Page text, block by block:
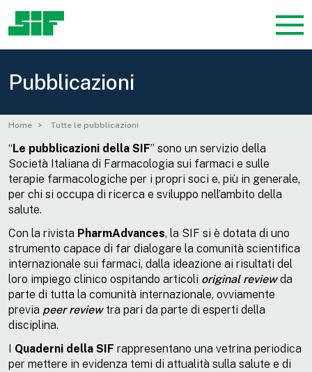
Pubblicazioni
Home Tutte le pubblicazioni
“ Le pubblicazioni della SIF” sono un servizio della
Società Italiana di Farmacologia sui farmaci e sulle
terapie farmacologiche per i propri soci e, più in generale,
per chi si occupa di ricerca e sviluppo nell’ambito della
salute.
Con la rivista PharmAdvances, la SIF si è dotata di uno
strumento capace di far dialogare la comunità scientifica
internazionale sui farmaci, dalla ideazione ai risultati del
loro impiego clinico ospitando articoli original reviewda
parte di tutta la comunità internazionale, ovviamente
previa peer reviewtra pari da parte di esperti della
disciplina.
Quaderni della SIF rappresentano una vetrina periodica
per mettere in evidenza temi di attualità sulla salute e di